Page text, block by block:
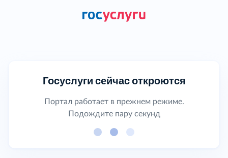
Госуслуги сейчас откроются
Портал работает в прежнем режиме.
Подождите пару секунд